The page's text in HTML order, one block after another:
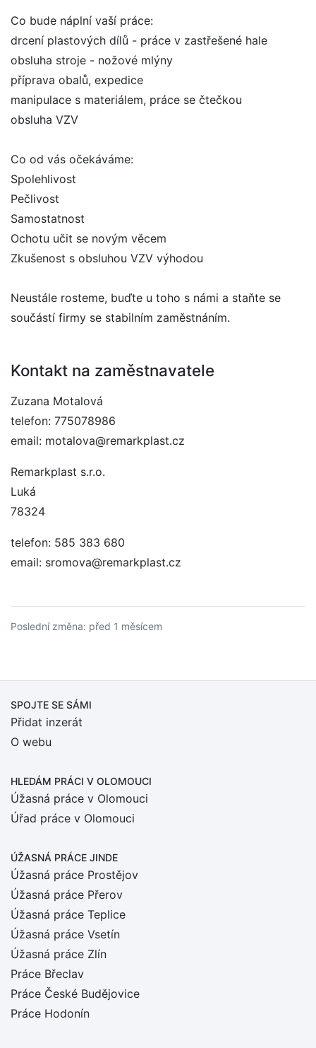
Co bude náplní vaší práce:
drcení plastových dílů - práce v zastřešené hale
obsluha stroje - nožové mlýny
příprava obalů, expedice
manipulace s materiálem, práce se čtečkou
obsluha VZV
Co od vás očekáváme:
Spolehlivost
Pečlivost
Samostatnost
Ochotu učit se novým věcem
Zkušenost s obsluhou VZV výhodou
Neustále rosteme, buďte u toho s námi a staňte se
součástí firmy se stabilním zaměstnáním.
Kontakt na zaměstnavatele
Zuzana Motalová
telefon: 775078986
email: motalova@remarkplast.cz
Remarkplast s.r.o.
Luká
78324
telefon: 585 383 680
email: sromova@remarkplast.cz
Poslední změna: před 1 měsícem
SPOJTE SE SÁMI
Přidat inzerát
O webu
HLEDÁM PRÁCI V OLOMOUCI
Úžasná práce v Olomouci
Úřad práce v Olomouci
ÚŽASNÁ PRÁCE JINDE
Úžasná práce Prostějov
Úžasná práce Přerov
Úžasná práce Teplice
Úžasná práce Vsetín
Úžasná práce Zlín
Práce Břeclav
Práce České Budějovice
Práce Hodonín